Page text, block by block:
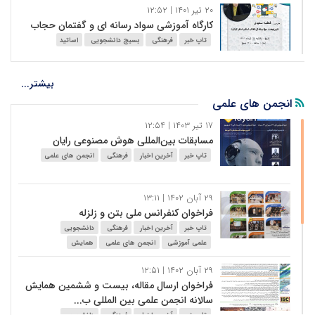
۲۰ تیر ۱۴۰۱ | ۱۲:۵۲
کارگاه آموزشی سواد رسانه ای و گفتمان حجاب
تاپ خبر فرهنگی بسیج دانشجویی اساتید
۲۹ آبان ۱۴۰۰ | ۱۰:۳۴
تاپ خبر بسیج دانشجویی بسیج اساتید
بیشتر...
انجمن های علمی
۱۷ تیر ۱۴۰۳ | ۱۲:۵۴
مسابقات بین‌المللی هوش مصنوعی رایان
تاپ خبر آخرین اخبار فرهنگی انجمن های علمی
۲۹ آبان ۱۴۰۲ | ۱۳:۱۱
فراخوان کنفرانس ملی بتن و زلزله
تاپ خبر آخرین اخبار فرهنگی
دانشجویی
علمی آموزشی
انجمن های علمی همایش
۲۹ آبان ۱۴۰۲ | ۱۲:۵۱
فراخوان ارسال مقاله، بیست و ششمین همایش
سالانه انجمن علمی بین المللی ب...